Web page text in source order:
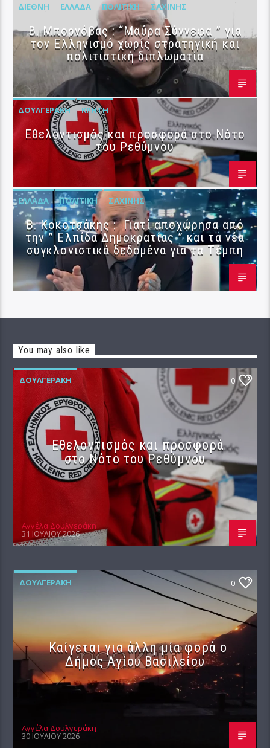
ΔΙΕΘΝΉ ΕΛΛΆΔΑ ΠΟΛΙΤΙΚΉ ΣΑΧΊΝΗΣ
B. Μπορνόβας : “Μαύρα Σύννεφα ” για
τον Ελληνισμό χωρίς στρατηγική και
πολιτιστική διπλωματία
ΔΟΥΛΓΕΡΆΚΗ ΚΡΉΤΗ
Εθελοντισμός και προσφορά στο Νότο
του Ρεθύμνου
ΕΛΛΆΔΑ ΠΟΛΙΤΙΚΉ ΣΑΧΊΝΗΣ
Β. Κοκοτσάκης : Γιατί αποχώρησα από
την ” Ελπίδα Δημοκρατίας ” και τα νέα
συγκλονιστικά δεδομένα για τα Τέμπη
You may also like
ΔΟΥΛΓΕΡΆΚΗ 0
Εθελοντισμός και προσφορά
στο Νότο του Ρεθύμνου
Αγγέλα Δουλγεράκη
31 ΙΟΥΛΊΟΥ 2026
ΔΟΥΛΓΕΡΆΚΗ 0
Καίγεται για άλλη μία φορά ο
Δήμος Αγίου Βασιλείου
Αγγέλα Δουλγεράκη
30 ΙΟΥΛΊΟΥ 2026